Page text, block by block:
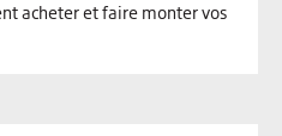
acheter et faire monter vos